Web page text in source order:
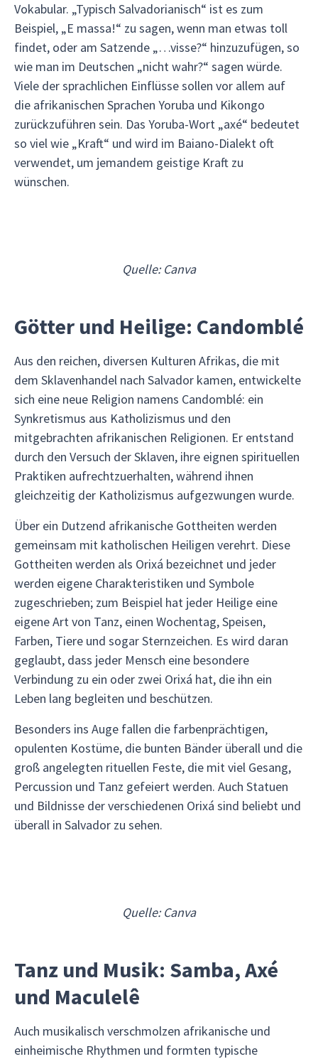
Vokabular. „Typisch Salvadorianisch“ ist es zum
Beispiel, „E massa!“ zu sagen, wenn man etwas toll
findet, oder am Satzende „…visse?“ hinzuzufügen, so
wie man im Deutschen „nicht wahr?“ sagen würde.
Viele der sprachlichen Einflüsse sollen vor allem auf
die afrikanischen Sprachen Yoruba und Kikongo
zurückzuführen sein. Das Yoruba-Wort „axé“ bedeutet
so viel wie „Kraft“ und wird im Baiano-Dialekt oft
verwendet, um jemandem geistige Kraft zu
wünschen.
Quelle: Canva
Götter und Heilige: Candomblé
Aus den reichen, diversen Kulturen Afrikas, die mit
dem Sklavenhandel nach Salvador kamen, entwickelte
sich eine neue Religion namens Candomblé: ein
Synkretismus aus Katholizismus und den
mitgebrachten afrikanischen Religionen. Er entstand
durch den Versuch der Sklaven, ihre eignen spirituellen
Praktiken aufrechtzuerhalten, während ihnen
gleichzeitig der Katholizismus aufgezwungen wurde.
Über ein Dutzend afrikanische Gottheiten werden
gemeinsam mit katholischen Heiligen verehrt. Diese
Gottheiten werden als Orixá bezeichnet und jeder
werden eigene Charakteristiken und Symbole
zugeschrieben; zum Beispiel hat jeder Heilige eine
eigene Art von Tanz, einen Wochentag, Speisen,
Farben, Tiere und sogar Sternzeichen. Es wird daran
geglaubt, dass jeder Mensch eine besondere
Verbindung zu ein oder zwei Orixá hat, die ihn ein
Leben lang begleiten und beschützen.
Besonders ins Auge fallen die farbenprächtigen,
opulenten Kostüme, die bunten Bänder überall und die
groß angelegten rituellen Feste, die mit viel Gesang,
Percussion und Tanz gefeiert werden. Auch Statuen
und Bildnisse der verschiedenen Orixá sind beliebt und
überall in Salvador zu sehen.
Quelle: Canva
Tanz und Musik: Samba, Axé
und Maculelê
Auch musikalisch verschmolzen afrikanische und
einheimische Rhythmen und formten typische